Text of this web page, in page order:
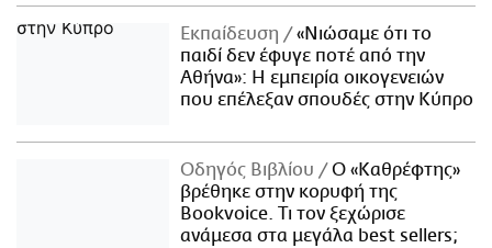
Εκπαίδευση
«Νιώσαμε ότι το
παιδί δεν έφυγε ποτέ από την
Αθήνα»: Η εμπειρία οικογενειών
που επέλεξαν σπουδές στην Κύπρο
Οδηγός Βιβλίου
Ο «Καθρέφτης»
βρέθηκε στην κορυφή της
Bookvoice. Τι τον ξεχώρισε
ανάμεσα στα μεγάλα best sellers;